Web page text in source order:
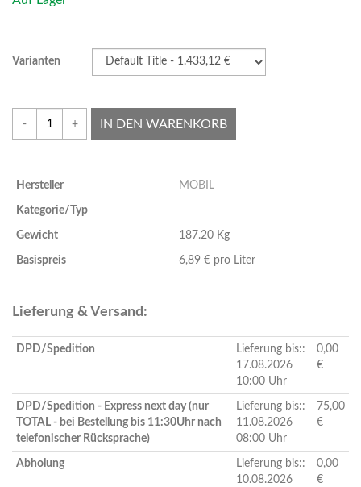
Varianten
- + IN DEN WARENKORB
Hersteller MOBIL
Kategorie/Typ
Gewicht 187.20 Kg
Basispreis 6,89 € pro Liter
Lieferung & Versand:
DPD/Spedition
Lieferung bis::
17.08.2026
10:00 Uhr
0,00
€
DPD/Spedition - Express next day (nur
TOTAL - bei Bestellung bis 11:30Uhr nach
telefonischer Rücksprache)
Lieferung bis::
11.08.2026
08:00 Uhr
75,00
€
Abholung
Lieferung bis::
10.08.2026
0,00
€